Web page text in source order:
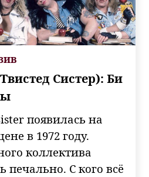
Систер): Би
появилась на
в 1972 году.
коллектива
печально. С кого всё